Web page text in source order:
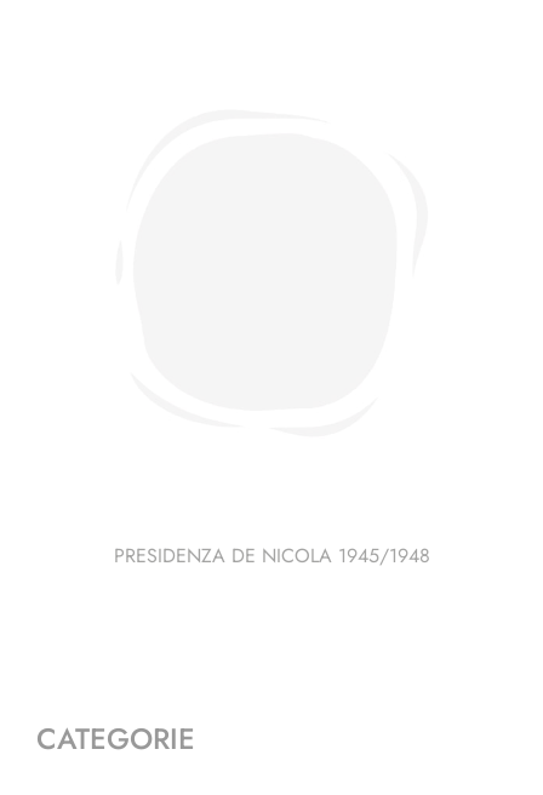
PRESIDENZA DE NICOLA 1945/1948
CATEGORIE